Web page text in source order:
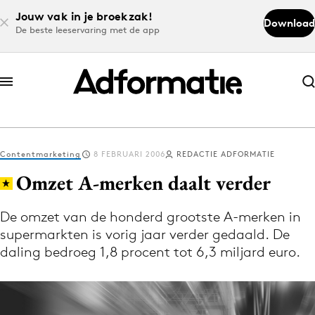
Jouw vak in je broekzak!
De beste leeservaring met de app
Download
Abonneer nu
Abonneer nu
Log in
Download de app
Volg het laatste nieuws via de Adformatie
Nieuws app
Contentmarketing 8 FEBRUARI 2006 REDACTIE ADFORMATIE
Omzet A-merken daalt verder
De omzet van de honderd grootste A-merken in
supermarkten is vorig jaar verder gedaald. De
daling bedroeg 1,8 procent tot 6,3 miljard euro.